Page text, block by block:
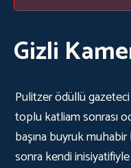
Gizli
Pulitzer ödüllü
toplu katliam sonrası
başına buyruk
sonra kendi